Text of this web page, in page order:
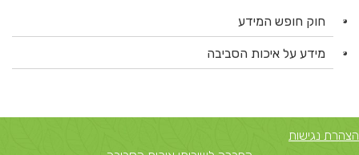
חוק חופש המידע
מידע על איכות הסביבה
הצהרת נגישות